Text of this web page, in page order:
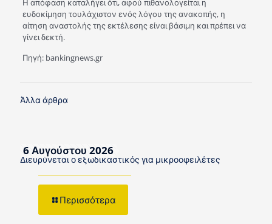
Η απόφαση καταλήγει ότι, αφού πιθανολογείται η
ευδοκίμηση τουλάχιστον ενός λόγου της ανακοπής, η
αίτηση αναστολής της εκτέλεσης είναι βάσιμη και πρέπει να
γίνει δεκτή.
Πηγή: bankingnews.gr
Άλλα άρθρα
6 Αυγούστου 2026
Διευρύνεται ο εξωδικαστικός για μικροοφειλέτες
Περισσότερα